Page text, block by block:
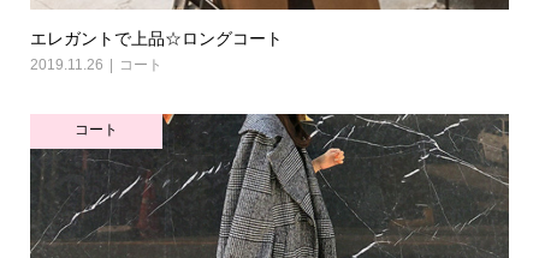
エレガントで上品☆ロングコート
2019.11.26 コート
コート